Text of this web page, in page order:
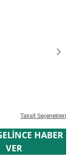
Taksit Seçenekleri
HABER
VER